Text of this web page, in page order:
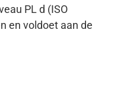
PL d (ISO
en voldoet aan de